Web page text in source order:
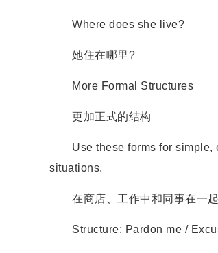
Where does she live?
她住在哪里?
More Formal Structures
更加正式的结构
Use these forms for simple,
situations.
在商店、工作中和同事在一起
Structure: Pardon me /